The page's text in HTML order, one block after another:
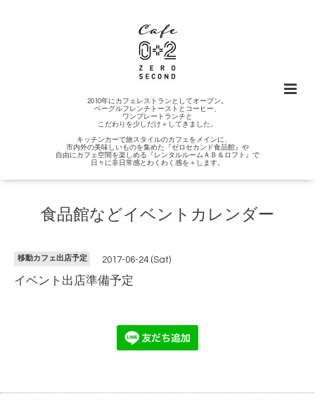
2010年にカフェレストランとしてオープン。
ベーグルフレンチトーストとコーヒー、
ワンプレートランチと
こだわりを少しだけ＋してきました。
キッチンカーで旅スタイルのカフェをメインに、
市内外の美味しいものを集めた『ゼロセカンド食品館』や
自由にカフェ空間を楽しめる『レンタルルームＡＢ＆ロフト』で
日々に非日常感とわくわく感を＋します。
食品館などイベントカレンダー
移動カフェ出店予定 2017-06-24 (Sat)
イベント出店準備予定